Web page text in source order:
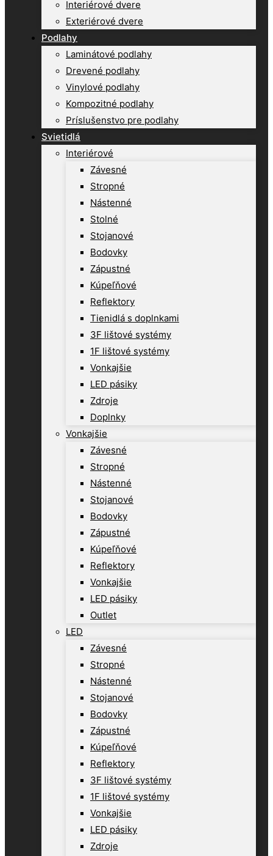
Interiérové dvere
Exteriérové dvere
Podlahy
Laminátové podlahy
Drevené podlahy
Vinylové podlahy
Kompozitné podlahy
Príslušenstvo pre podlahy
Svietidlá
Interiérové
Závesné
Stropné
Nástenné
Stolné
Stojanové
Bodovky
Zápustné
Kúpeľňové
Reflektory
Tienidlá s doplnkami
3F lištové systémy
1F lištové systémy
Vonkajšie
LED pásiky
Zdroje
Doplnky
Vonkajšie
Závesné
Stropné
Nástenné
Stojanové
Bodovky
Zápustné
Kúpeľňové
Reflektory
Vonkajšie
LED pásiky
Outlet
LED
Závesné
Stropné
Nástenné
Stojanové
Bodovky
Zápustné
Kúpeľňové
Reflektory
3F lištové systémy
1F lištové systémy
Vonkajšie
LED pásiky
Zdroje